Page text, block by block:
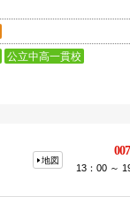
公立中高一貫校
地図
13：00 ～